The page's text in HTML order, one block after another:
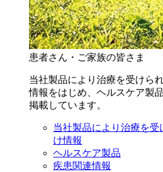
患者さん・ご家族の皆さま
当社製品により治療を受けら
情報をはじめ、ヘルスケア製
掲載しています。
当社製品により治療を
け情報
ヘルスケア製品
疾患関連情報